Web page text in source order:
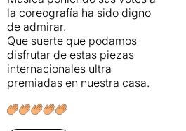
la coreografía ha sido digno
de admirar.
Que suerte que podamos
disfrutar de estas piezas
internacionales ultra
premiadas en nuestra casa.